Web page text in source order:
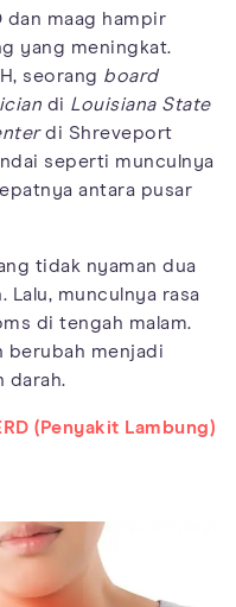
dan maag hampir
yang meningkat.
seorang board
di Louisiana State
di Shreveport
seperti munculnya
antara pusar
tidak nyaman dua
Lalu, munculnya rasa
di tengah malam.
berubah menjadi
darah.
(Penyakit Lambung)